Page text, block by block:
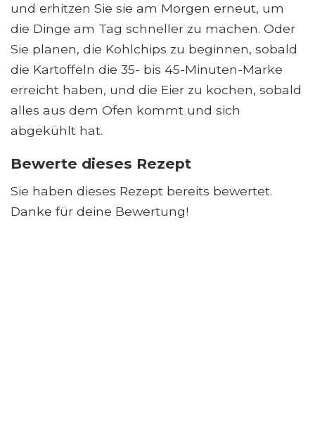
und erhitzen Sie sie am Morgen erneut, um
die Dinge am Tag schneller zu machen. Oder
Sie planen, die Kohlchips zu beginnen, sobald
die Kartoffeln die 35- bis 45-Minuten-Marke
erreicht haben, und die Eier zu kochen, sobald
alles aus dem Ofen kommt und sich
abgekühlt hat.
Bewerte dieses Rezept
Sie haben dieses Rezept bereits bewertet.
Danke für deine Bewertung!